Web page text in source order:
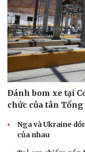
Du lịch
Đánh bom xe tại
chức của tân
Nga và Ukraine
của nhau